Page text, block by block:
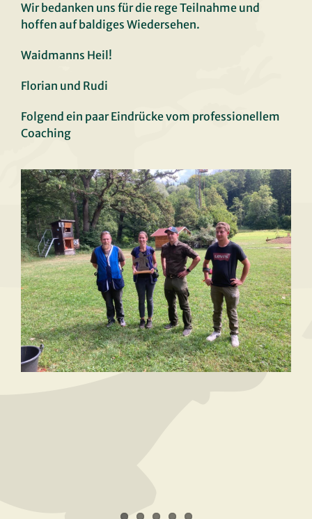
Wir bedanken uns für die rege Teilnahme und
hoffen auf baldiges Wiedersehen.
Waidmanns Heil!
Florian und Rudi
Folgend ein paar Eindrücke vom professionellem
Coaching